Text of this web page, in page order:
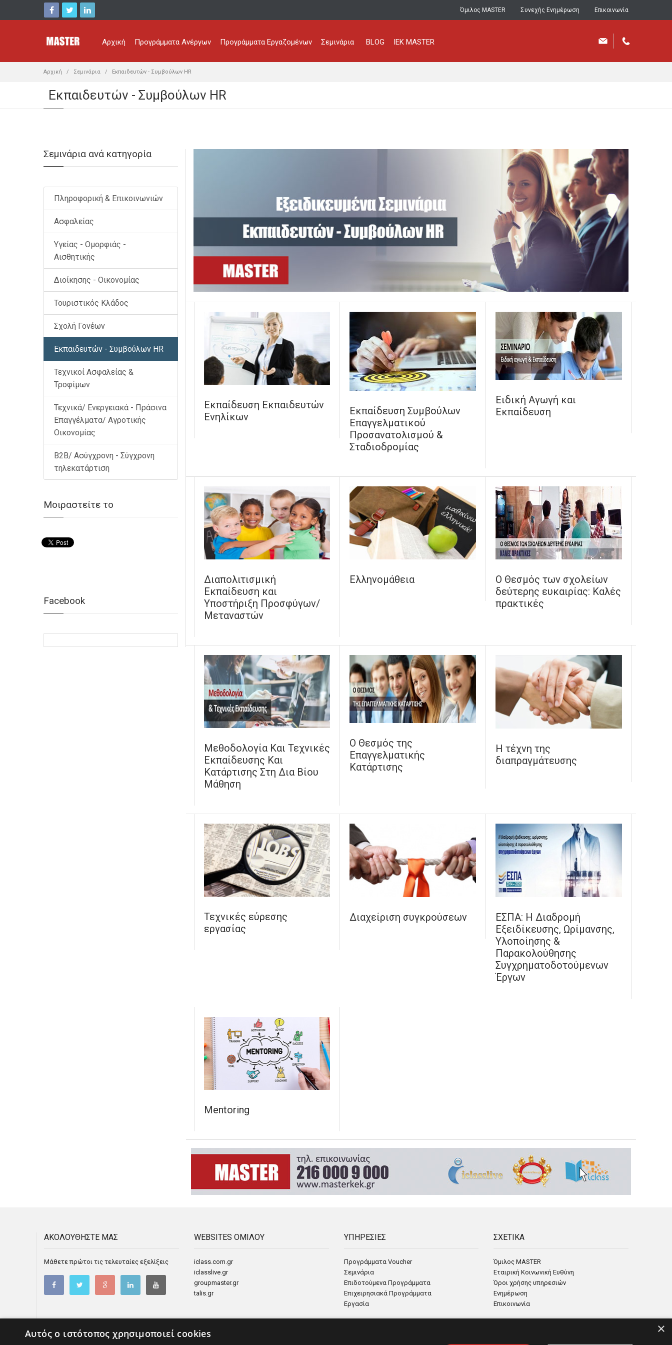
Όμιλος MASTER Συνεχής Ενημέρωση Επικοινωνία
Αρχική Προγράμματα Ανέργων Προγράμματα Εργαζομένων Σεμινάρια BLOG ΙΕΚ ΜΑSTER
Αρχική Σεμινάρια Εκπαιδευτών - Συμβούλων HR
Εκπαιδευτών - Συμβούλων HR
Εκπαίδευση Εκπαιδευτών
Ενηλίκων
Εκπαίδευση Συμβούλων
Επαγγελματικού
Προσανατολισμού &
Σταδιοδρομίας
Ειδική Αγωγή και
Εκπαίδευση
Διαπολιτισμική
Εκπαίδευση και
Υποστήριξη Προσφύγων/
Μεταναστών
Ελληνομάθεια
Ο Θεσμός των σχολείων
δεύτερης ευκαιρίας: Καλές
πρακτικές
Μεθοδολογία Και Τεχνικές
Εκπαίδευσης Και
Κατάρτισης Στη Δια Βίου
Μάθηση
Ο Θεσμός της
Επαγγελματικής
Κατάρτισης
Η τέχνη της
διαπραγμάτευσης
Τεχνικές εύρεσης
εργασίας
Διαχείριση συγκρούσεων
ΕΣΠΑ: Η Διαδρομή
Εξειδίκευσης, Ωρίμανσης,
Υλοποίησης &
Παρακολούθησης
Συγχρηματοδοτούμενων
Έργων
Mentoring
Σεμινάρια ανά κατηγορία
Πληροφορική & Επικοινωνιών
Ασφαλείας
Υγείας - Ομορφιάς -
Αισθητικής
Διοίκησης - Οικονομίας
Τουριστικός Κλάδος
Σχολή Γονέων
Εκπαιδευτών - Συμβούλων HR
Τεχνικοί Ασφαλείας &
Τροφίμων
Τεχνικά/ Ενεργειακά - Πράσινα
Επαγγέλματα/ Αγροτικής
Οικονομίας
B2B/ Ασύγχρονη - Σύγχρονη
τηλεκατάρτιση
Μοιραστείτε το
Facebook
ΑΚΟΛΟΥΘΗΣΤΕ ΜΑΣ
Μάθετε πρώτοι τις τελευταίες εξελίξεις
WEBSITES ΟΜΙΛΟΥ
iclass.com.gr
iclasslive.gr
groupmaster.gr
talis.gr
ΥΠΗΡΕΣΙΕΣ
Προγράμματα Voucher
Σεμινάρια
Επιδοτούμενα Προγράμματα
Επιχειρησιακά Προγράμματα
Εργασία
ΣΧΕΤΙΚΑ
Όμιλος MASTER
Εταιρική Κοινωνική Ευθύνη
Όροι χρήσης υπηρεσιών
Ενημέρωση
Επικοινωνία
×
Αυτός ο ιστότοπος χρησιμοποιεί cookies